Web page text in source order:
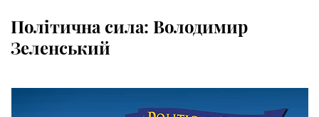
Політична сила: Володимир
Зеленський